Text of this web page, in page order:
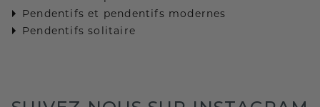
Pendentifs et pendentifs modernes
Pendentifs solitaire